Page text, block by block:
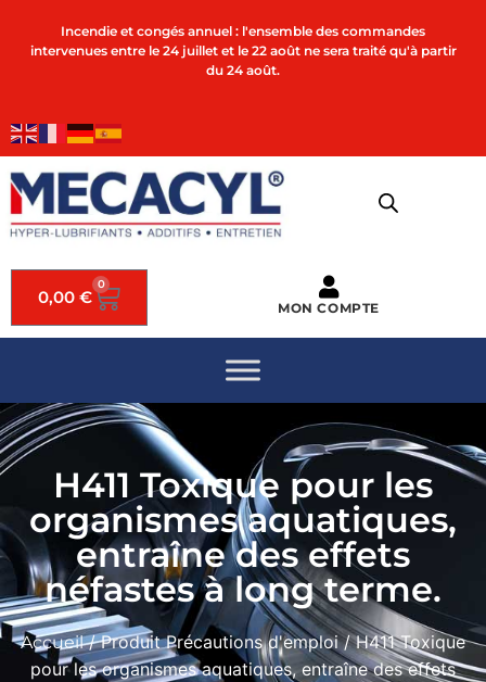
Incendie et congés annuel : l'ensemble des commandes
intervenues entre le 24 juillet et le 22 août ne sera traité qu'à partir
du 24 août.
0,00 €
0
MON COMPTE
H411 Toxique pour les
organismes aquatiques,
entraîne des effets
néfastes à long terme.
Accueil/ Produit Précautions d'emploi / H411 Toxique
pour les organismes aquatiques, entraîne des effets